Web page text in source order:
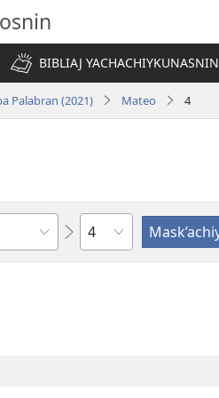
BIBLIAJ YACHACHIYKUNASNIN
Palabran (2021) Mateo 4
Capítulo